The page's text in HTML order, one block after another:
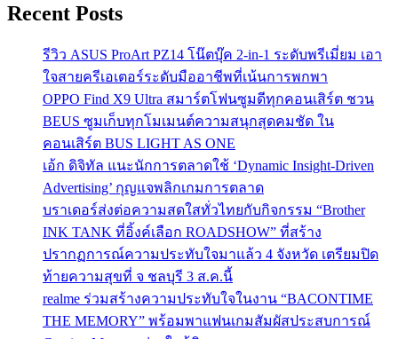
Recent Posts
รีวิว ASUS ProArt PZ14 โน๊ตบุ๊ค 2-in-1 ระดับพรีเมี่ยม เอา
ใจสายครีเอเตอร์ระดับมืออาชีพที่เน้นการพกพา
OPPO Find X9 Ultra สมาร์ตโฟนซูมดีทุกคอนเสิร์ต ชวน
BEUS ซูมเก็บทุกโมเมนต์ความสนุกสุดคมชัด ใน
คอนเสิร์ต BUS LIGHT AS ONE
เอ้ก ดิจิทัล แนะนักการตลาดใช้ ‘Dynamic Insight-Driven
Advertising’ กุญแจพลิกเกมการตลาด
บราเดอร์ส่งต่อความสดใสทั่วไทยกับกิจกรรม “Brother
INK TANK ที่อิ้งค์เลือก ROADSHOW” ที่สร้าง
ปรากฏการณ์ความประทับใจมาแล้ว 4 จังหวัด เตรียมปิด
ท้ายความสุขที่ จ ชลบุรี 3 ส.ค.นี้
realme ร่วมสร้างความประทับใจในงาน “BACONTIME
THE MEMORY” พร้อมพาแฟนเกมสัมผัสประสบการณ์